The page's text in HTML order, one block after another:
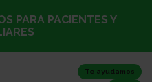
PARA PACIENTES Y
Te ayudamos